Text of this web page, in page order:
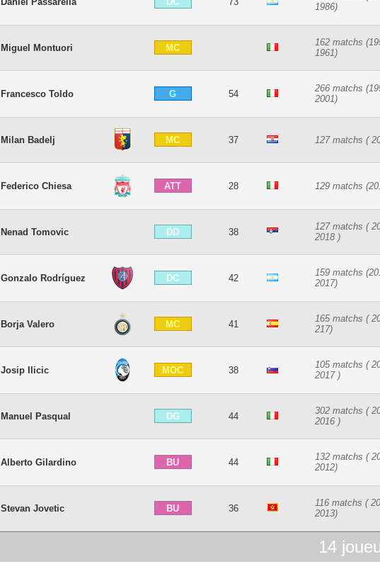
1986)
Miguel Montuori MC
162 matchs
1961)
Francesco Toldo G 54
266 matchs
2001)
Milan Badelj MC 37 127 matchs (
Federico Chiesa ATT 28 129 matchs
Nenad Tomovic DD 38
127 matchs (
2018 )
Gonzalo Rodríguez DC 42
159 matchs
2017)
Borja Valero MC 41
165 matchs (
217)
Josip Ilicic MOC 38
105 matchs (
2017 )
Manuel Pasqual DG 44
302 matchs (
2016 )
Alberto Gilardino BU 44
132 matchs (
2012)
Stevan Jovetic BU 36
116 matchs (
2013)
14